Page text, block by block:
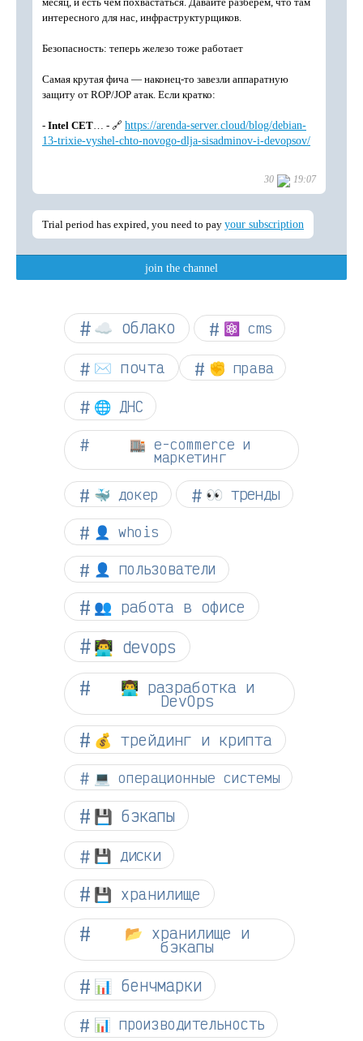
☁︎ облако ⚛ cms
✉️ почта ✊ права
🌐 ДНС
🏬 e-commerce и
маркетинг
🐳 докер 👀 тренды
👤 whois
👤 пользователи
👥 работа в офисе
👨‍💻 devops
👨‍💻 разработка и
DevOps
💰 трейдинг и крипта
💻 операционные системы
💾 бэкапы
💾 диски
💾 хранилище
📂 хранилище и
бэкапы
📊 бенчмарки
📊 производительность